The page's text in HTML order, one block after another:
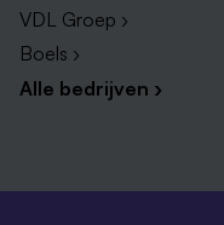
VDL Groep ›
Boels ›
Alle bedrijven ›